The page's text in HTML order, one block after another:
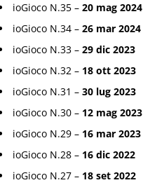
ioGioco N.35 – 20 mag 2024
ioGioco N.34 – 26 mar 2024
ioGioco N.33 – 29 dic 2023
ioGioco N.32 – 18 ott 2023
ioGioco N.31 – 30 lug 2023
ioGioco N.30 – 12 mag 2023
ioGioco N.29 – 16 mar 2023
ioGioco N.28 – 16 dic 2022
ioGioco N.27 – 18 set 2022